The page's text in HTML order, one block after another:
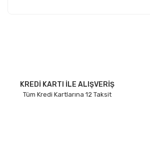
Ürün bilgilerinde hatalar bulunuyor.
Ürün fiyatı diğer sitelerden daha pahalı.
KREDİ KARTI İLE ALIŞVERİŞ
Tüm Kredi Kartlarına 12 Taksit